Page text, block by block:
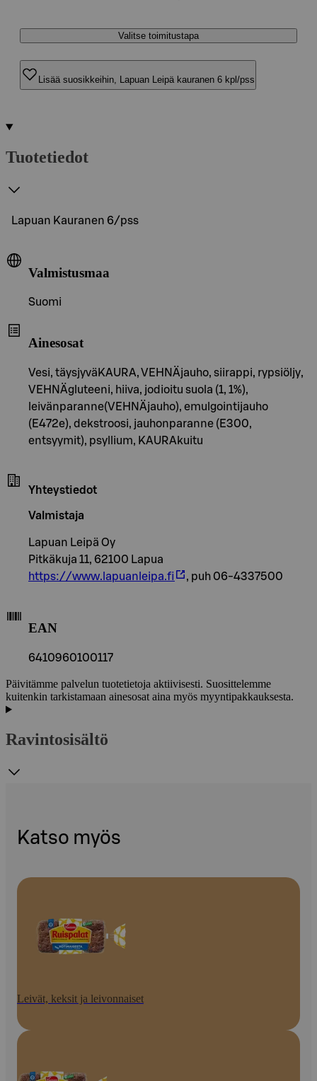
Valitse toimitustapa
Lisää suosikkeihin, Lapuan Leipä kauranen 6 kpl/pss
Tuotetiedot
Lapuan Kauranen 6/pss
Valmistusmaa
Suomi
Ainesosat
Vesi, täysjyväKAURA, VEHNÄjauho, siirappi, rypsiöljy,
VEHNÄgluteeni, hiiva, jodioitu suola (1, 1%),
leivänparanne(VEHNÄjauho), emulgointijauho
(E472e), dekstroosi, jauhonparanne (E300,
entsyymit), psyllium, KAURAkuitu
Yhteystiedot
Valmistaja
Lapuan Leipä Oy
Pitkäkuja 11, 62100 Lapua
https://www.lapuanleipa.fi
, puh 06-4337500
EAN
6410960100117
Päivitämme palvelun tuotetietoja aktiivisesti. Suosittelemme
kuitenkin tarkistamaan ainesosat aina myös myyntipakkauksesta.
Ravintosisältö
Katso myös
Leivät, keksit ja leivonnaiset